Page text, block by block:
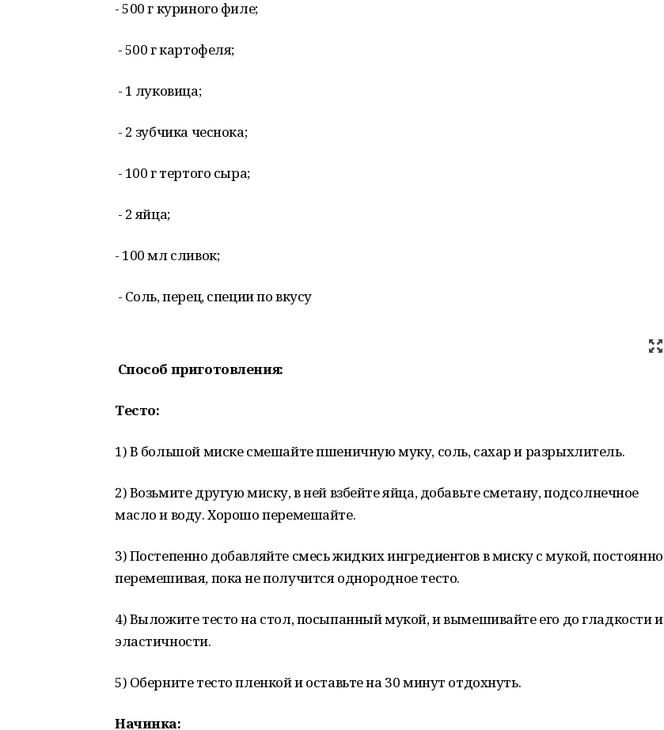
- 500 г куриного филе;
- 500 г картофеля;
- 1 луковица;
- 2 зубчика чеснока;
- 100 г тертого сыра;
- 2 яйца;
- 100 мл сливок;
- Соль, перец, специи по вкусу
Способ приготовления:
Тесто:
1) В большой миске смешайте пшеничную муку, соль, сахар и разрыхлитель.
2) Возьмите другую миску, в ней взбейте яйца, добавьте сметану, подсолнечное
масло и воду. Хорошо перемешайте.
3) Постепенно добавляйте смесь жидких ингредиентов в миску с мукой, постоянно
перемешивая, пока не получится однородное тесто.
4) Выложите тесто на стол, посыпанный мукой, и вымешивайте его до гладкости и
эластичности.
5) Оберните тесто пленкой и оставьте на 30 минут отдохнуть.
Начинка: